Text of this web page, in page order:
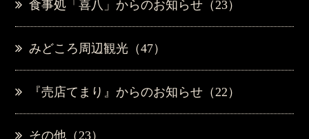
食事処「喜八」からのお知らせ（23）
みどころ周辺観光（47）
『売店てまり』からのお知らせ（22）
その他（23）